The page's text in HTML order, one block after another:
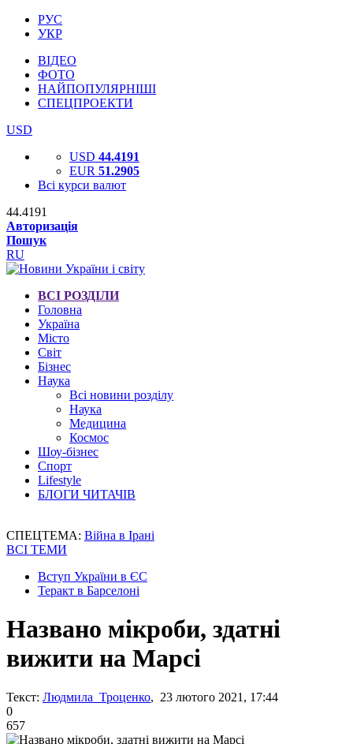
РУС
УКР
ВІДЕО
ФОТО
НАЙПОПУЛЯРНІШІ
СПЕЦПРОЕКТИ
USD
USD 44.4191
EUR 51.2905
Всі курси валют
44.4191
Авторизація
Пошук
RU
ВСІ РОЗДІЛИ
Головна
Україна
Місто
Світ
Бізнес
Наука
Всі новини розділу
Наука
Медицина
Космос
Шоу-бізнес
Спорт
Lifestyle
БЛОГИ ЧИТАЧІВ
СПЕЦТЕМА: Війна в Ірані
ВСІ ТЕМИ
Вступ України в ЄС
Теракт в Барселоні
Названо мікроби, здатні
вижити на Марсі
Текст: Людмила Троценко, 23 лютого 2021, 17:44
0
657